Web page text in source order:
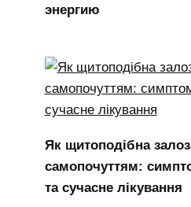
энергию
Як щитоподібна
самопочуттям:
та сучасне лікування